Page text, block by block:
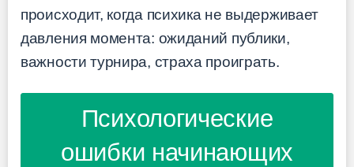
происходит, когда психика не выдерживает
давления момента: ожиданий публики,
важности турнира, страха проиграть.
Психологические
ошибки начинающих